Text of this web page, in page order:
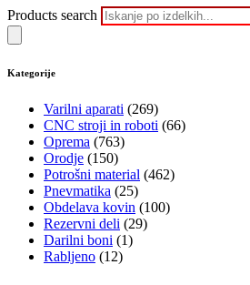
Products search
Kategorije
Varilni aparati (269)
CNC stroji in roboti (66)
Oprema (763)
Orodje (150)
Potrošni material (462)
Pnevmatika (25)
Obdelava kovin (100)
Rezervni deli (29)
Darilni boni (1)
Rabljeno (12)